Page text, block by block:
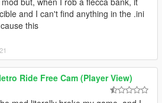
and I can't find anything in the .ini
this
Ride Free Cam (Player View)